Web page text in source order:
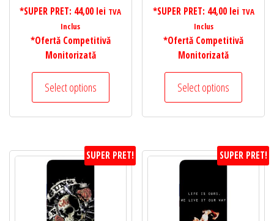
*SUPER PRET: 44,00 lei TVA
Inclus
*Ofertă Competitivă
Monitorizată
Select options
*SUPER PRET: 44,00 lei TVA
Inclus
*Ofertă Competitivă
Monitorizată
Select options
SUPER PRET! SUPER PRET!